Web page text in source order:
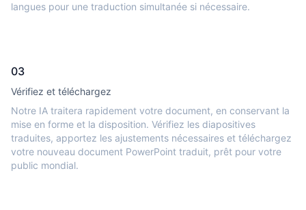
langues pour une traduction simultanée si nécessaire.
03
Vérifiez et téléchargez
Notre IA traitera rapidement votre document, en conservant la
mise en forme et la disposition. Vérifiez les diapositives
traduites, apportez les ajustements nécessaires et téléchargez
votre nouveau document PowerPoint traduit, prêt pour votre
public mondial.